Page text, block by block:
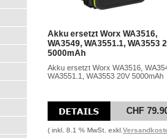
Akku ersetzt Worx WA3516,
WA3549, WA3551.1, WA3553
5000mAh
Akku ersetzt Worx WA3516,
WA3551.1, WA3553 20V 5000mAh
CHF
( inkl. 8.1 % MwSt. exkl.